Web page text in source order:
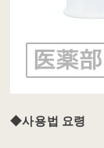
◆사용법 요령